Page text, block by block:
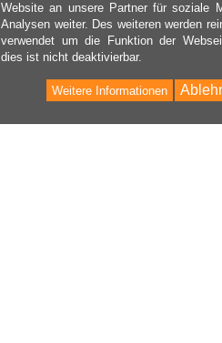
Website an unsere Partner für soziale
Analysen weiter. Des weiteren werden
verwendet um die Funktion der
dies ist nicht deaktivierbar.
Weitere Informationen